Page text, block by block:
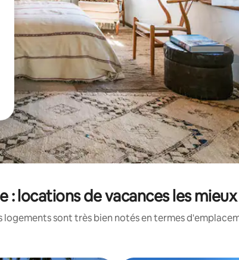
: locations de vacances les
logements sont très bien notés en termes